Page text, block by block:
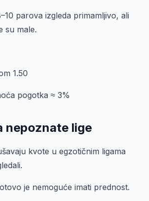
parova izgleda primamljivo, ali
su male.
1.50
pogotka ≈ 3%
nepoznate lige
kvote u egzotičnim ligama
je nemoguće imati prednost.